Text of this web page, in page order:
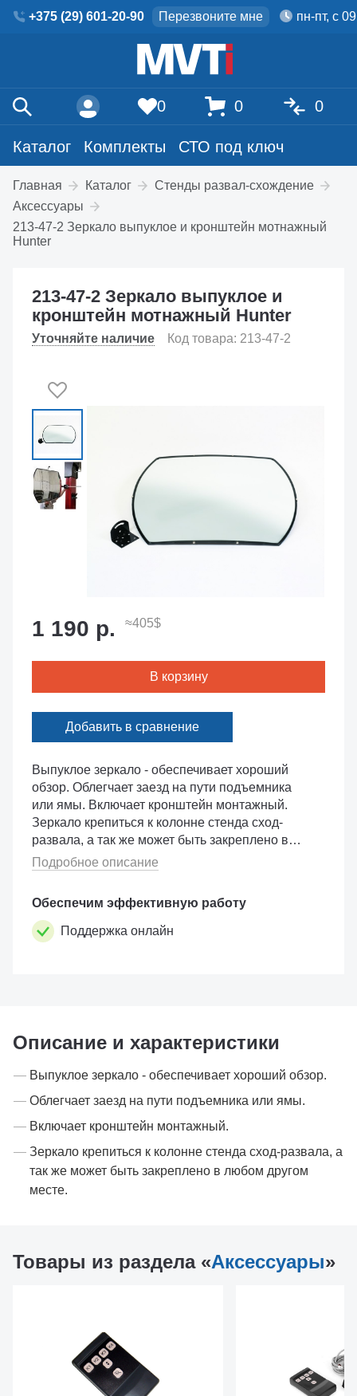
+375 (29) 601-20-90 Перезвоните мне пн-пт, с
Каталог Комплекты СТО под ключ
0 0 0
Главная Каталог
Стенды развал-схождение
Аксессуары
213-47-2 Зеркало выпуклое и кронштейн мотнажный
Hunter
213-47-2 Зеркало выпуклое и
кронштейн мотнажный Hunter
Уточняйте наличие Код товара: 213-47-2
Выпуклое зеркало - обеспечивает хороший
обзор. Облегчает заезд на пути подъемника
или ямы. Включает кронштейн монтажный.
Зеркало крепиться к колонне стенда сход-
развала, а так же может быть закреплено в
любом другом месте.
Подробное описание
Обеспечим эффективную работу
Поддержка онлайн
1 190 р. ≈405$
В корзину
Добавить в сравнение
Описание и характеристики
Выпуклое зеркало - обеспечивает хороший обзор.
Облегчает заезд на пути подъемника или ямы.
Включает кронштейн монтажный.
Зеркало крепиться к колонне стенда сход-развала, а
так же может быть закреплено в любом другом
месте.
Товары из раздела «Аксессуары»